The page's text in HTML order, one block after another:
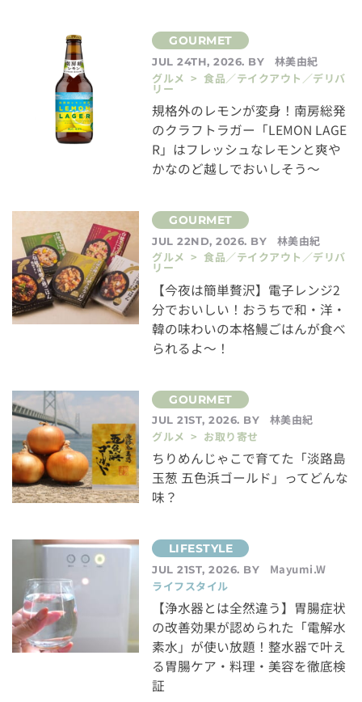
JUL 24TH, 2026. BY
林美由紀
グルメ > 食品／テイクアウト／デリバ
リー
規格外のレモンが変身！南房総発
のクラフトラガー「LEMON LAGE
R」はフレッシュなレモンと爽や
かなのど越しでおいしそう～
JUL 22ND, 2026. BY
林美由紀
グルメ > 食品／テイクアウト／デリバ
リー
【今夜は簡単贅沢】電子レンジ2
分でおいしい！おうちで和・洋・
韓の味わいの本格鰻ごはんが食べ
られるよ～！
JUL 21ST, 2026. BY
林美由紀
グルメ > お取り寄せ
ちりめんじゃこで育てた「淡路島
玉葱 五色浜ゴールド」ってどんな
味？
JUL 21ST, 2026. BY
Mayumi.W
ライフスタイル
【浄水器とは全然違う】胃腸症状
の改善効果が認められた「電解水
素水」が使い放題！整水器で叶え
る胃腸ケア・料理・美容を徹底検
証